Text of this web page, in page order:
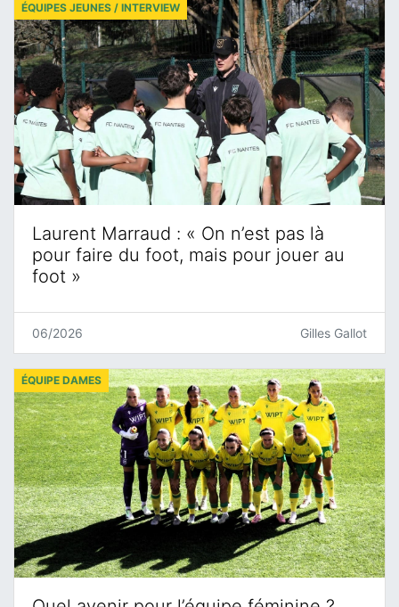
Laurent Marraud : « On n’est pas là
pour faire du foot, mais pour jouer au
foot »
ÉQUIPES JEUNES / INTERVIEW
06/2026 Gilles Gallot
ÉQUIPE DAMES